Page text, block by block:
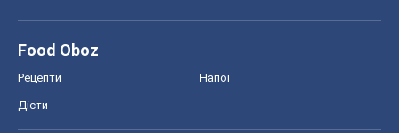
Food Oboz
Рецепти Напої
Дієти